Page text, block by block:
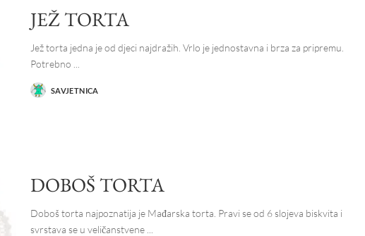
JEŽ TORTA
Jež torta jedna je od djeci najdražih. Vrlo je jednostavna i brza za pripremu.
Potrebno
POSTED
BY
SAVJETNICA
DOBOŠ TORTA
Doboš torta najpoznatija je Mađarska torta. Pravi se od 6 slojeva biskvita i
svrstava se u veličanstvene